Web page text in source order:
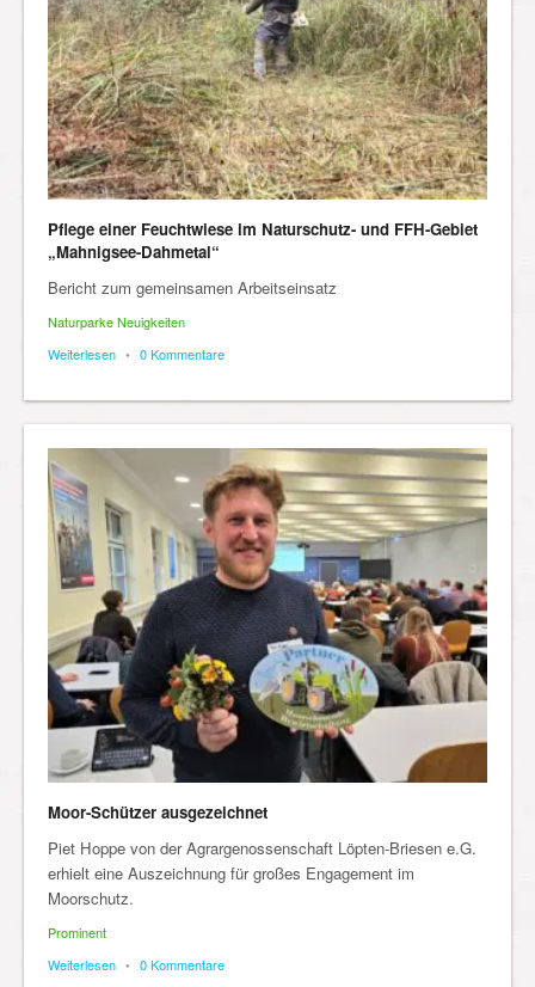
Pflege einer Feuchtwiese im Naturschutz- und FFH-Gebiet
„Mahnigsee-Dahmetal“
Bericht zum gemeinsamen Arbeitseinsatz
Naturparke Neuigkeiten
Weiterlesen • 0 Kommentare
Moor-Schützer ausgezeichnet
Piet Hoppe von der Agrargenossenschaft Löpten-Briesen e.G.
erhielt eine Auszeichnung für großes Engagement im
Moorschutz.
Prominent
Weiterlesen • 0 Kommentare